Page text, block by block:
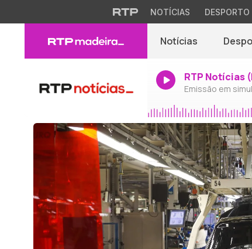
NOTÍCIAS DESPORTO
Notícias
RTP Notícias
Emissão em